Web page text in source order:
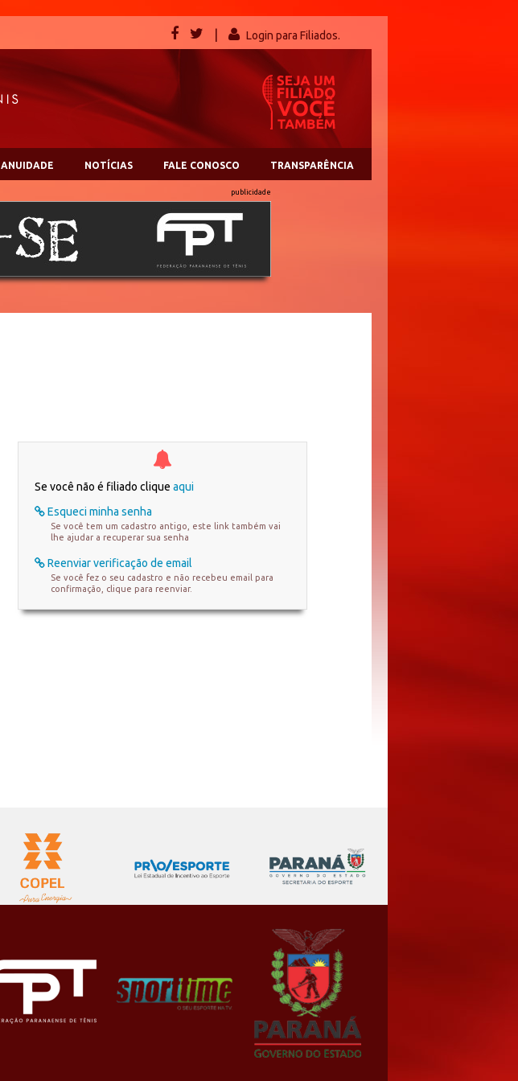
Login para Filiados.
ANUIDADE NOTÍCIAS FALE CONOSCO TRANSPARÊNCIA
publicidade
Se você não é filiado clique aqui
Esqueci minha senha
Se você tem um cadastro antigo, este link também vai
lhe ajudar a recuperar sua senha
Reenviar verificação de email
Se você fez o seu cadastro e não recebeu email para
confirmação, clique para reenviar.